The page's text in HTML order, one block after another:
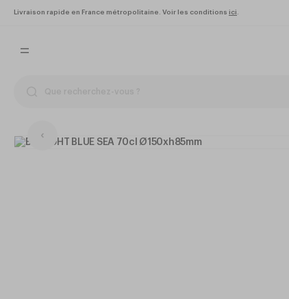
Livraison rapide en France métropolitaine. Voir les conditions ici .